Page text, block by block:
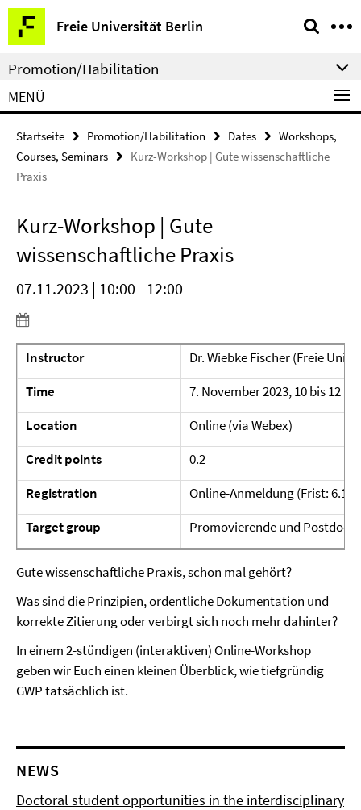
Springe
direkt
zu
Inhalt
Freie Universität Berlin
Service-
Navigation
Promotion/Habilitation
MENÜ
Startseite Promotion/Habilitation Dates
Workshops,
Courses, Seminars
Kurz-Workshop | Gute wissenschaftliche
Praxis
Kurz-Workshop | Gute
wissenschaftliche Praxis
07.11.2023 | 10:00 - 12:00
Instructor
Dr. Wiebke Fischer (Freie
Time
7. November 2023, 10 bis 12
Location
Online (via Webex)
Credit points
0.2
Registration
Online-Anmeldung(Frist:
Target group
Promovierende und Postdocs
Gute wissenschaftliche Praxis, schon mal gehört?
Was sind die Prinzipien, ordentliche Dokumentation und
korrekte Zitierung oder verbirgt sich noch mehr dahinter?
In einem 2-stündigen (interaktiven) Online-Workshop
geben wir Euch einen kleinen Überblick, wie tiefgründig
GWP tatsächlich ist.
NEWS
Doctoral student opportunities in the interdisciplinary